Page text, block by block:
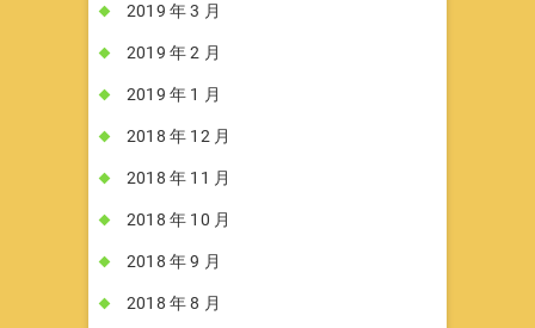
2019 年 3 月
2019 年 2 月
2019 年 1 月
2018 年 12 月
2018 年 11 月
2018 年 10 月
2018 年 9 月
2018 年 8 月